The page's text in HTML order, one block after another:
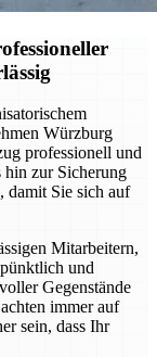
Würzburg
professionell und
hin zur Sicherung
damit Sie sich auf
Mitarbeitern,
und
Gegenstände
immer auf
sein, dass Ihr